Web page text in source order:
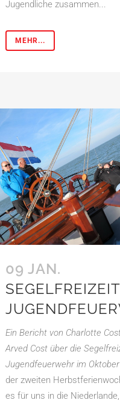
Jugendliche zusammen...
MEHR...
09 JAN.
Ein Bericht von Charlotte
Arved Cost über die
Jugendfeuerwehr im
der zweiten
es für uns in die